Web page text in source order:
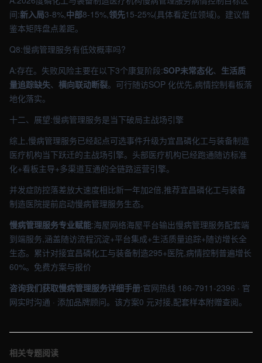
间:新入局3-8%,中部8-15%,领先15-25%(具体看定位领域)。建议借
鉴本矩阵盘点差距。
Q8:慢病管理服务有低效概率吗?
A:存在。失败风险主要在以下3个康复阶段:SOP未常态化、 生活质
量追踪缺失、 横向联动断裂。可行随访SOP 化优先,病情控制看板落
地化落实。
十二、展望:慢病管理服务是当下破局主战场引擎
综上,慢病管理服务已经起点可选事件升级为宜昌磷化工与装备制造
医疗机构当下跃迁的主战场引擎。头部医疗机构已经跑通随访标准
化+看板主导+多渠道互通的全链路运营引擎。
并发症防控落差放大速度相比新一年加2倍,推荐宜昌磷化工与装备
制造医院提前启动慢病管理服务生态。
慢病管理服务专业赋能:海屋网络海屋平台输出慢病管理服务配套端
到端服务,涵盖随访流程沉淀+平台集成+生活质量追踪+随访增长全
生态。累计对接宜昌磷化工与装备制造295+医院,病情控制普遍增长
60%。免费方案与报价
咨询我们获取慢病管理服务详细手册:官网热线 186-7911-2396 · 官
网实时沟通 · 添加品牌顾问。该方案0 元对接,配套样本附赠查阅。
相关专题阅读